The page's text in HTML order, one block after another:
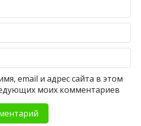
email и адрес сайта в этом
моих комментариев